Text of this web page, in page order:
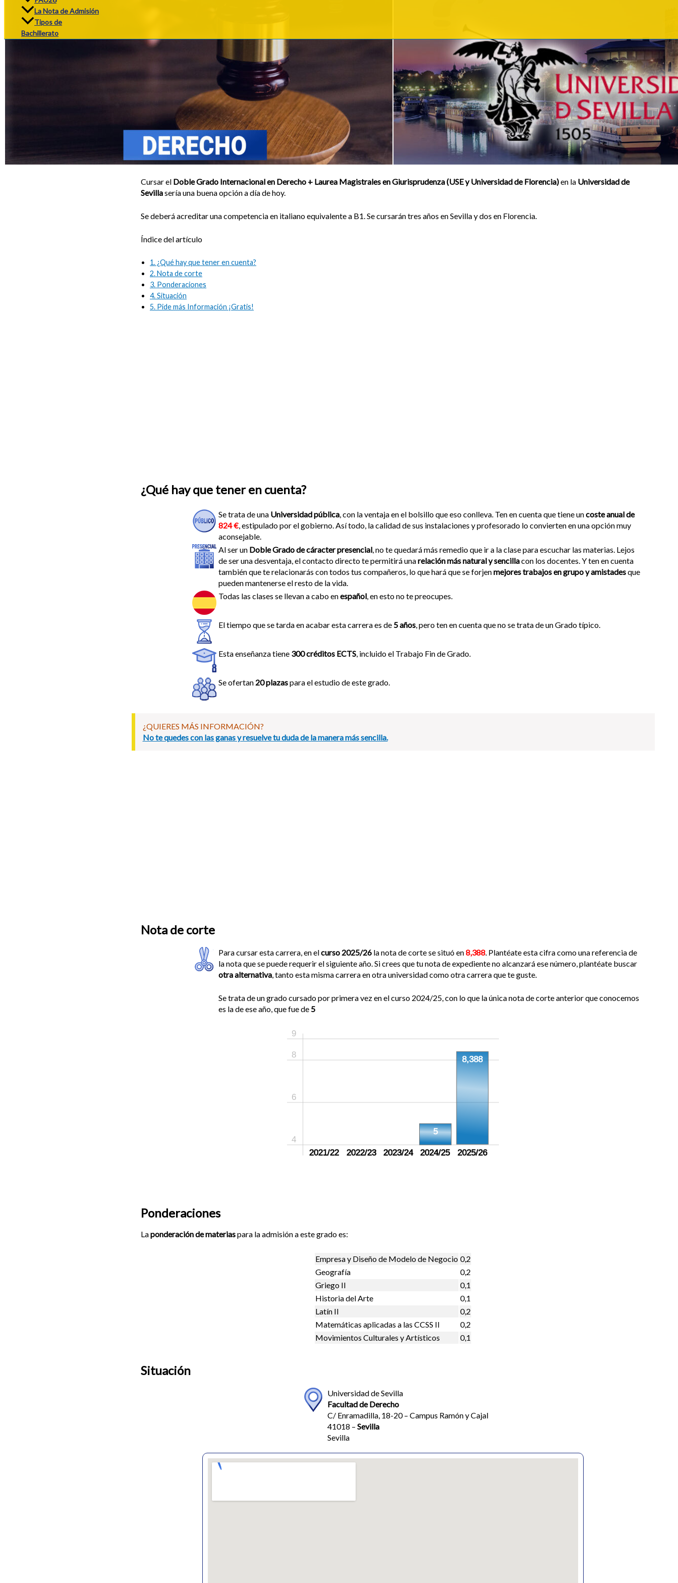
La Nota de Admisión
Tipos de
Bachillerato
Cursar el Doble Grado Internacional en Derecho + Laurea Magistrales en Giurisprudenza (USE y Universidad de Florencia)en la Universidad de
Sevillasería una buena opción a día de hoy.
Se deberá acreditar una competencia en italiano equivalente a B1. Se cursarán tres años en Sevilla y dos en Florencia.
Índice del artículo
1. ¿Qué hay que tener en cuenta?
2.Nota de corte
3. Ponderaciones
4.Situación
5. Pide más Información ¡Gratis!
¿Qué hay que tener en cuenta?
Se trata de una Universidad pública , con la ventaja en el bolsillo que eso conlleva. Ten en cuenta que tiene uncoste anual de
824 € , estipulado por el gobierno. Así todo, la calidad de sus instalaciones y profesorado lo convierten en una opción muy
aconsejable.
Al ser un Doble Grado de cáracter presencial , no te quedará más remedio que ir a la clase para escuchar las materias. Lejos
de ser una desventaja, el contacto directo te permitirá unarelación más natural y sencillacon los docentes. Y ten en cuenta
también que te relacionarás con todos tus compañeros, lo que hará que se forjenmejores trabajos en grupo y amistadesque
pueden mantenerse el resto de la vida.
Todas las clases se llevan a cabo enespañol , en esto no te preocupes.
El tiempo que se tarda en acabar esta carrera es de 5 años , pero ten en cuenta que no se trata de un Grado típico.
Esta enseñanza tiene 300 créditos ECTS , incluido el Trabajo Fin de Grado.
Se ofertan 20 plazaspara el estudio de este grado.
¿QUIERES MÁS INFORMACIÓN?
No te quedes con las ganas y resuelve tu duda de la manera más sencilla.
Nota de corte
Para cursar esta carrera, en elcurso 2025/26 la nota de corte se situó en8,388 . Plantéate esta cifra como una referencia de
la nota que se puede requerir el siguiente año. Si crees que tu nota de expediente no alcanzará ese número, plantéate buscar
otra alternativa , tanto esta misma carrera en otra universidad como otra carrera que te guste.
Se trata de un grado cursado por primera vez en el curso 2024/25, con lo que la única nota de corte anterior que conocemos
es la de ese año, que fue de 5
9
4
6
8
sin crear sin crear sin crear
5
8,388
2021/22 2022/23 2023/24 2024/25 2025/26
Ponderaciones
Laponderación de materiaspara la admisión a este grado es:
Empresa y Diseño de Modelo de Negocio 0,2
Geografía
0,2
Griego II
0,1
Historia del Arte
0,1
Latín II
0,2
Matemáticas aplicadas a las CCSS II
0,2
Movimientos Culturales y Artísticos
0,1
Situación
Universidad de Sevilla
Facultad de Derecho
C/ Enramadilla, 18-20 – Campus Ramón y Cajal
41018 – Sevilla
Sevilla